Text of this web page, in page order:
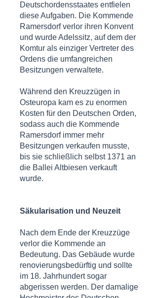
Deutschordensstaates entfielen
diese Aufgaben. Die Kommende
Ramersdorf verlor ihren Konvent
und wurde Adelssitz, auf dem der
Komtur als einziger Vertreter des
Ordens die umfangreichen
Besitzungen verwaltete.
Während den Kreuzzügen in
Osteuropa kam es zu enormen
Kosten für den Deutschen Orden,
sodass auch die Kommende
Ramersdorf immer mehr
Besitzungen verkaufen musste,
bis sie schließlich selbst 1371 an
die Ballei Altbiesen verkauft
wurde.
Säkularisation und Neuzeit
Nach dem Ende der Kreuzzüge
verlor die Kommende an
Bedeutung. Das Gebäude wurde
renovierungsbedürftig und sollte
im 18. Jahrhundert sogar
abgerissen werden. Der damalige